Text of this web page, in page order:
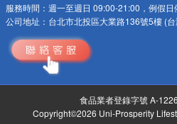
服務時間： 週一至週日 09:00-21:00，例假日
公司地址： 台北市北投區大業路136號5樓 (台
食品業者登錄字號 A-
Copyright©2026 Uni-Prosperity